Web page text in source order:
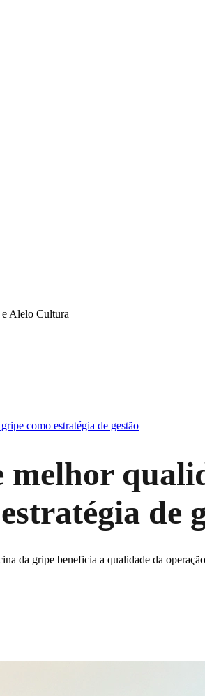
Alelo Cultura
como estratégia de gestão
melhor
de
da gripe beneficia a qualidade da